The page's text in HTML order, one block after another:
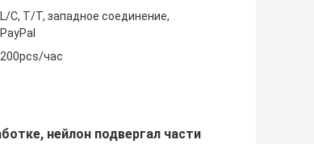
L/C, T/T, западное соединение,
PayPal
200pcs/час
нейлон подвергал части